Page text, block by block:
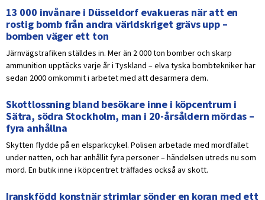
13 000 invånare i Düsseldorf evakueras när att en
rostig bomb från andra världskriget grävs upp –
bomben väger ett ton
Järnvägstrafiken ställdes in. Mer än 2 000 ton bomber och skarp
ammunition upptäcks varje år i Tyskland – elva tyska bombtekniker har
sedan 2000 omkommit i arbetet med att desarmera dem.
Skottlossning bland besökare inne i köpcentrum i
Sätra, södra Stockholm, man i 20-årsåldern mördas –
fyra anhållna
Skytten flydde på en elsparkcykel. Polisen arbetade med mordfallet
under natten, och har anhållit fyra personer – händelsen utreds nu som
mord. En butik inne i köpcentret träffades också av skott.
Iranskfödd konstnär strimlar sönder en koran med ett